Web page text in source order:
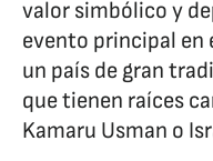
valor simbólico y
evento principal en
un país de gran
que tienen raíces
Kamaru Usman o